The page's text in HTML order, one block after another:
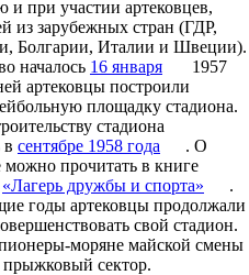
и при участии артековцев,
из зарубежных стран (ГДР,
Болгарии, Италии и Швеции).
началось 16 января
1957
артековцы построили
площадку стадиона.
стадиона
в сентябре 1958 года
. О
можно прочитать в книге
«Лагерь дружбы и спорта»
.
годы артековцы продолжали
свой стадион.
моряне майской смены
прыжковый сектор.